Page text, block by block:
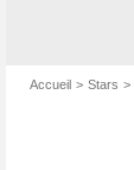
Accueil Stars